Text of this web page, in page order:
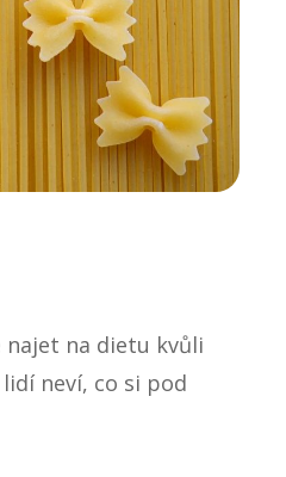
najet na dietu kvůli
neví, co si pod